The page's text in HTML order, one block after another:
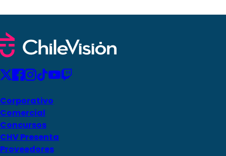
Corporativo
Comercial
Concursos
CHV Presenta
Proveedores